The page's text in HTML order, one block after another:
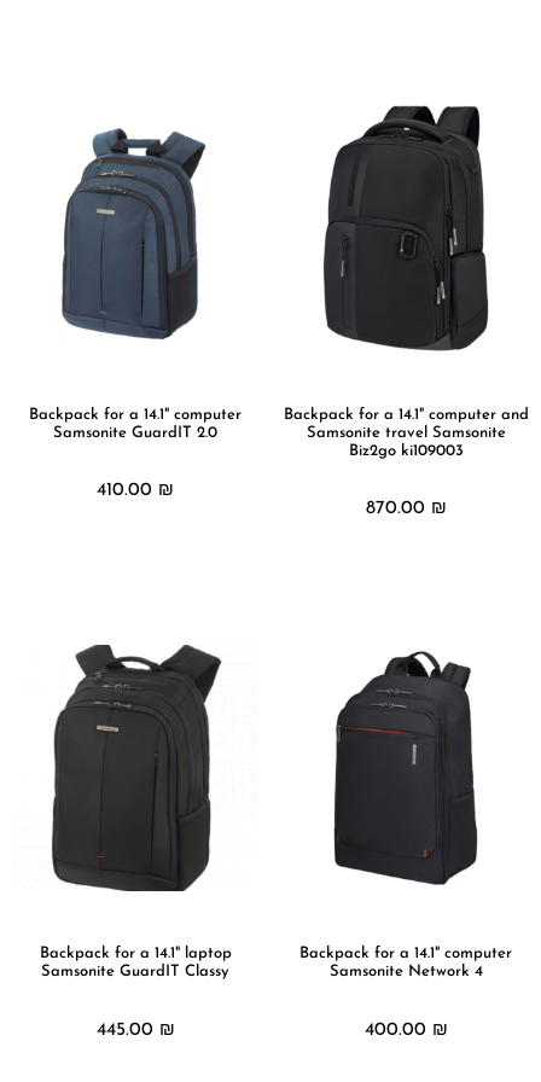
Backpack for a 14.1" computer and
Samsonite travel Samsonite
Biz2go ki109003
870.00 ₪
Backpack for a 14.1" computer
Samsonite GuardIT 2.0
410.00 ₪
Backpack for a 14.1" computer
Samsonite Network 4
400.00 ₪
Backpack for a 14.1" laptop
Samsonite GuardIT Classy
445.00 ₪